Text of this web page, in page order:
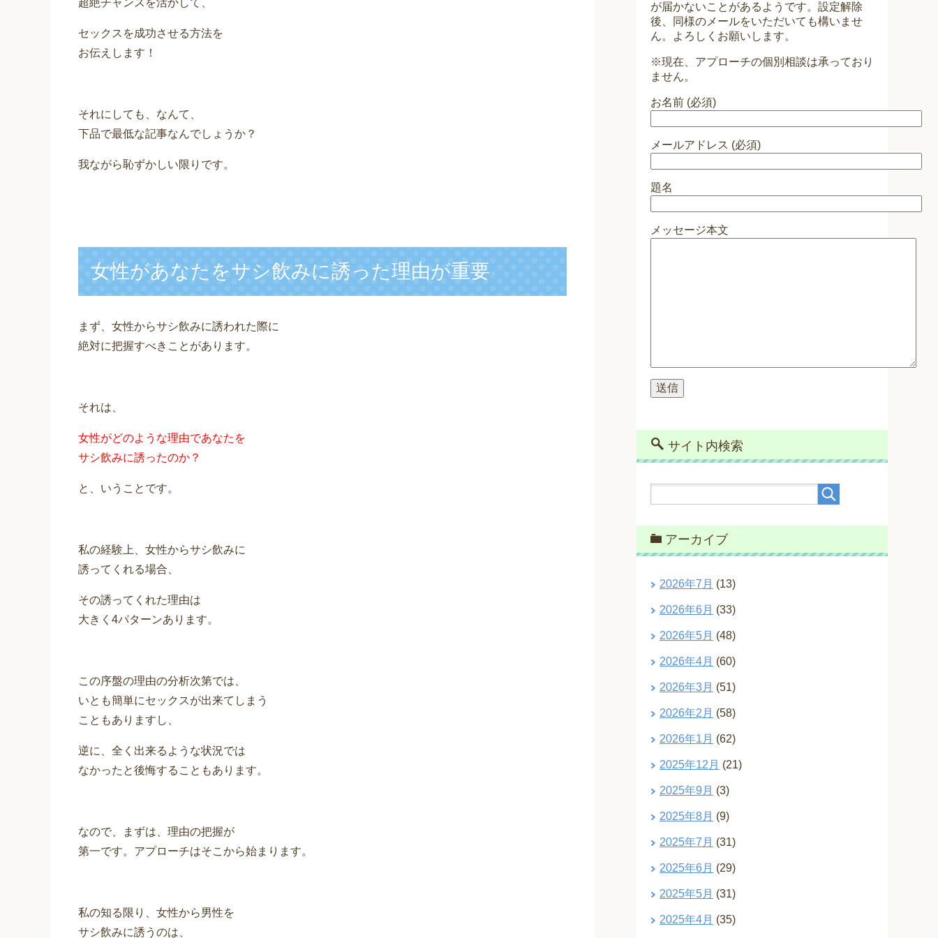
セックスを成功させる方法を
お伝えします！
それにしても、なんて、
下品で最低な記事なんでしょうか？
我ながら恥ずかしい限りです。
女性があなたをサシ飲みに誘った理由が重要
まず、女性からサシ飲みに誘われた際に
絶対に把握すべきことがあります。
それは、
女性がどのような理由であなたを
サシ飲みに誘ったのか？
と、いうことです。
私の経験上、女性からサシ飲みに
誘ってくれる場合、
その誘ってくれた理由は
大きく4パターンあります。
この序盤の理由の分析次第では、
いとも簡単にセックスが出来てしまう
こともありますし、
逆に、全く出来るような状況では
なかったと後悔することもあります。
なので、まずは、理由の把握が
第一です。アプローチはそこから始まります。
私の知る限り、女性から男性を
サシ飲みに誘うのは、
が届かないことがあるようです。設定解除
後、同様のメールをいただいても構いませ
ん。よろしくお願いします。
※現在、アプローチの個別相談は承っており
ません。
お名前 (必須)
メールアドレス (必須)
題名
メッセージ本文
サイト内検索
アーカイブ
2026年7月 (13)
2026年6月 (33)
2026年5月 (48)
2026年4月 (60)
2026年3月 (51)
2026年2月 (58)
2026年1月 (62)
2025年12月 (21)
2025年9月 (3)
2025年8月 (9)
2025年7月 (31)
2025年6月 (29)
2025年5月 (31)
2025年4月 (35)